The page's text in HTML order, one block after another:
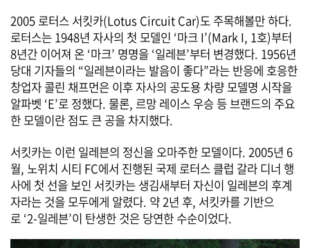
2005 로터스 서킷카(Lotus Circuit Car)도 주목해볼만 하다.
로터스는 1948년 자사의 첫 모델인 ‘마크 I’(Mark I, 1호)부터
8년간 이어져 온 ‘마크’ 명명을 ‘일레븐’부터 변경했다. 1956년
당대 기자들의 “일레븐이라는 발음이 좋다”라는 반응에 호응한
창업자 콜린 채프먼은 이후 자사의 공도용 차량 모델명 시작을
알파벳 ‘E’로 정했다. 물론, 르망 레이스 우승 등 브랜드의 주요
한 모델이란 점도 큰 공을 차지했다.
서킷카는 이런 일레븐의 정신을 오마주한 모델이다. 2005년 6
월, 노위치 시티 FC에서 진행된 국제 로터스 클럽 갈라 디너 행
사에 첫 선을 보인 서킷카는 생김새부터 자신이 일레븐의 후계
자라는 것을 모두에게 알렸다. 약 2년 후, 서킷카를 기반으
로 ‘2-일레븐’이 탄생한 것은 당연한 수순이었다.